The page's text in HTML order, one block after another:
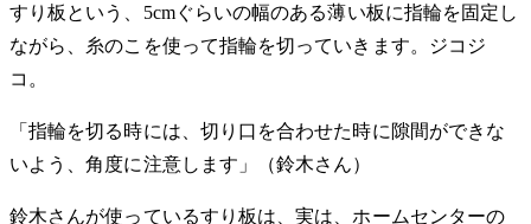
すり板という、5cmぐらいの幅のある薄い板に指輪を固定し
ながら、糸のこを使って指輪を切っていきます。ジコジ
コ。
「指輪を切る時には、切り口を合わせた時に隙間ができな
いよう、角度に注意します」（鈴木さん）
鈴木さんが使っているすり板は、実は、ホームセンターの